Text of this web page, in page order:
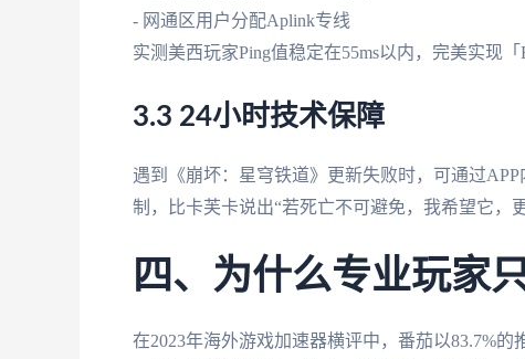
- 网通区用户分配Aplink专线
实测美西玩家Ping值稳定在55ms以内，完美实现「
3.3 24小时技术保障
遇到《崩坏：星穹铁道》更新失败时，可通过
制，比卡芙卡说出“若死亡不可避免，我希望它，
四、为什么专业玩家
在2023年海外游戏加速器横评中，番茄以83.7%的